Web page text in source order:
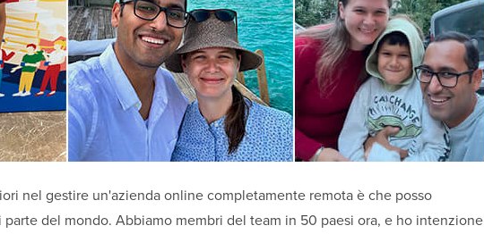
nel gestire un'azienda online completamente remota è che posso
parte del mondo. Abbiamo membri del team in 50 paesi ora, e ho intenzione